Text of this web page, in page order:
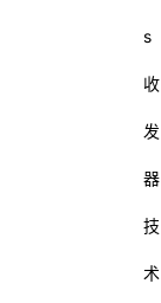
s
收
发
器
技
术